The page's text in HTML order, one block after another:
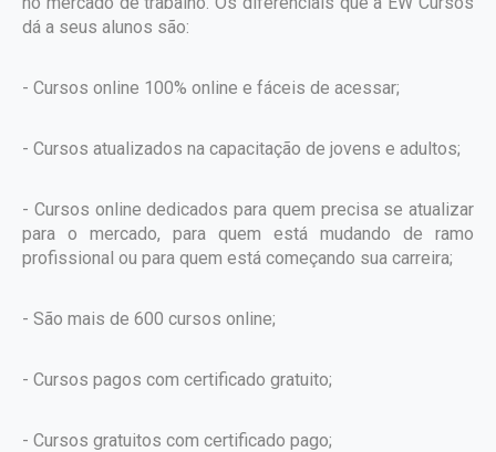
dá a seus alunos são:
- Cursos online 100% online e fáceis de acessar;
- Cursos atualizados na capacitação de jovens e adultos;
- Cursos online dedicados para quem precisa se atualizar
para o mercado, para quem está mudando de ramo
profissional ou para quem está começando sua carreira;
- São mais de 600 cursos online;
- Cursos pagos com certificado gratuito;
- Cursos gratuitos com certificado pago;